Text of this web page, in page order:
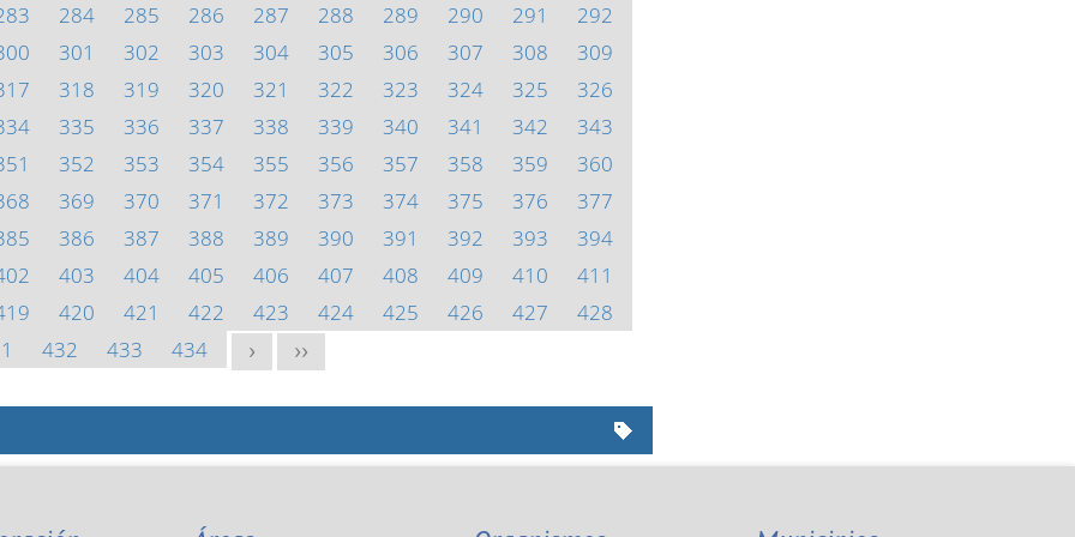
284 285 286 287 288 289 290 291
292
301 302 303 304 305 306 307 308
309
318 319 320 321 322 323 324 325
326
335 336 337 338 339 340 341 342
343
352 353 354 355 356 357 358 359
360
369 370 371 372 373 374 375 376
377
386 387 388 389 390 391 392 393
394
403 404 405 406 407 408 409 410
411
420 421 422 423 424 425 426 427
428
432 433 434 > >>